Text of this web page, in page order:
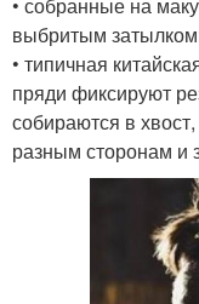
выбритым
• типичная
пряди фиксируют
собираются в
разным сторонам и